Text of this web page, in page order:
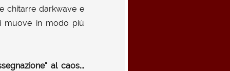
chitarre darkwave e
muove in modo più
al caos...